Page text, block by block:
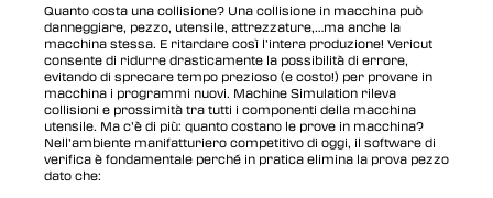
Quanto costa una collisione? Una collisione in macchina può
danneggiare, pezzo, utensile, attrezzature,…ma anche la
macchina stessa. E ritardare così l’intera produzione! Vericut
consente di ridurre drasticamente la possibilità di errore,
evitando di sprecare tempo prezioso (e costo!) per provare in
macchina i programmi nuovi. Machine Simulation rileva
collisioni e prossimità tra tutti i componenti della macchina
utensile. Ma c’è di più: quanto costano le prove in macchina?
Nell’ambiente manifatturiero competitivo di oggi, il software di
verifica è fondamentale perché in pratica elimina la prova pezzo
dato che: